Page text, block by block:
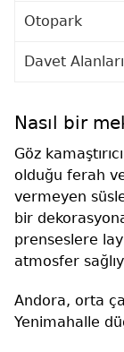
Otopark
Davet Alanları
Nasıl bir
Göz
olduğu ferah
vermeyen
bir
prenseslere
atmosfer
Andora, orta
Yenimahalle